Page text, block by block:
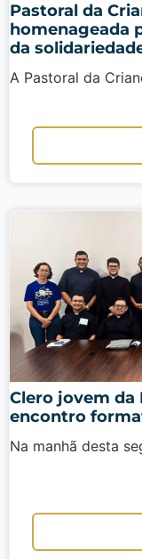
Pastoral da
homenageada
da
A Pastoral da
Clero jovem da
encontro
Na manhã desta